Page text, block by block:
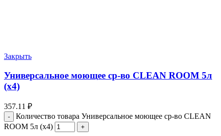
Закрыть
Универсальное моющее ср-во CLEAN ROOM 5л
(х4)
357.11 ₽
Количество товара Универсальное моющее ср-во CLEAN
ROOM 5л (х4)